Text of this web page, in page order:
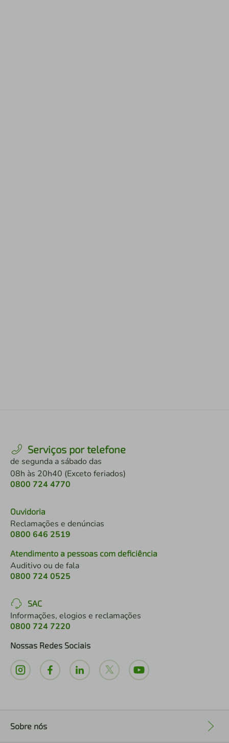
Serviços por telefone
de segunda a sábado das
08h às 20h40 (Exceto feriados)
0800 724 4770
Ouvidoria
Reclamações e denúncias
0800 646 2519
Atendimento a pessoas com deficiência
Auditivo ou de fala
0800 724 0525
SAC
Informações, elogios e reclamações
0800 724 7220
Nossas Redes Sociais
Sobre nós